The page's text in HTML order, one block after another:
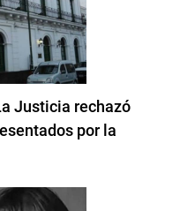
Justicia rechazó
por la